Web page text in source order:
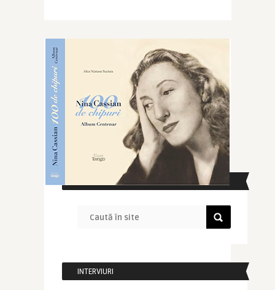
CAUTĂ ÎN SITE
INTERVIURI